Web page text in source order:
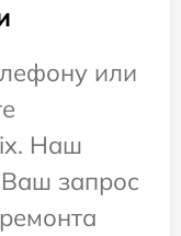
или
Наш
Ваш запрос